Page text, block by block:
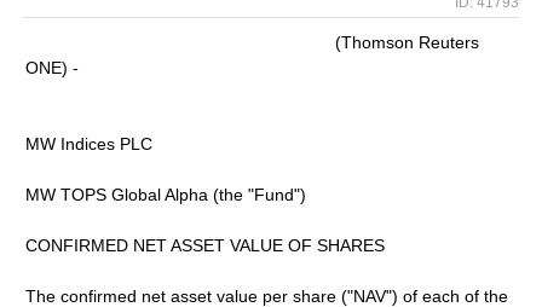
(Thomson Reuters
ONE) -
MW Indices PLC
MW TOPS Global Alpha (the "Fund")
CONFIRMED NET ASSET VALUE OF SHARES
The confirmed net asset value per share ("NAV") of each of the